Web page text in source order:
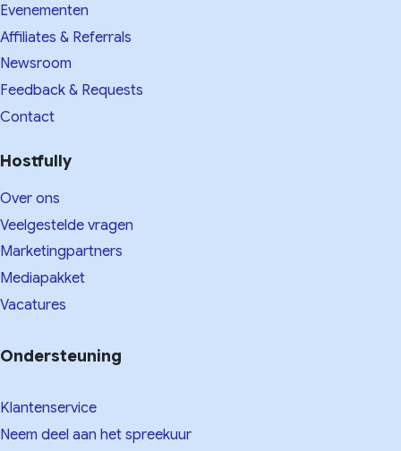
Evenementen
Affiliates & Referrals
Newsroom
Feedback & Requests
Contact
Hostfully
Over ons
Veelgestelde vragen
Marketingpartners
Mediapakket
Vacatures
Ondersteuning
Klantenservice
Neem deel aan het spreekuur